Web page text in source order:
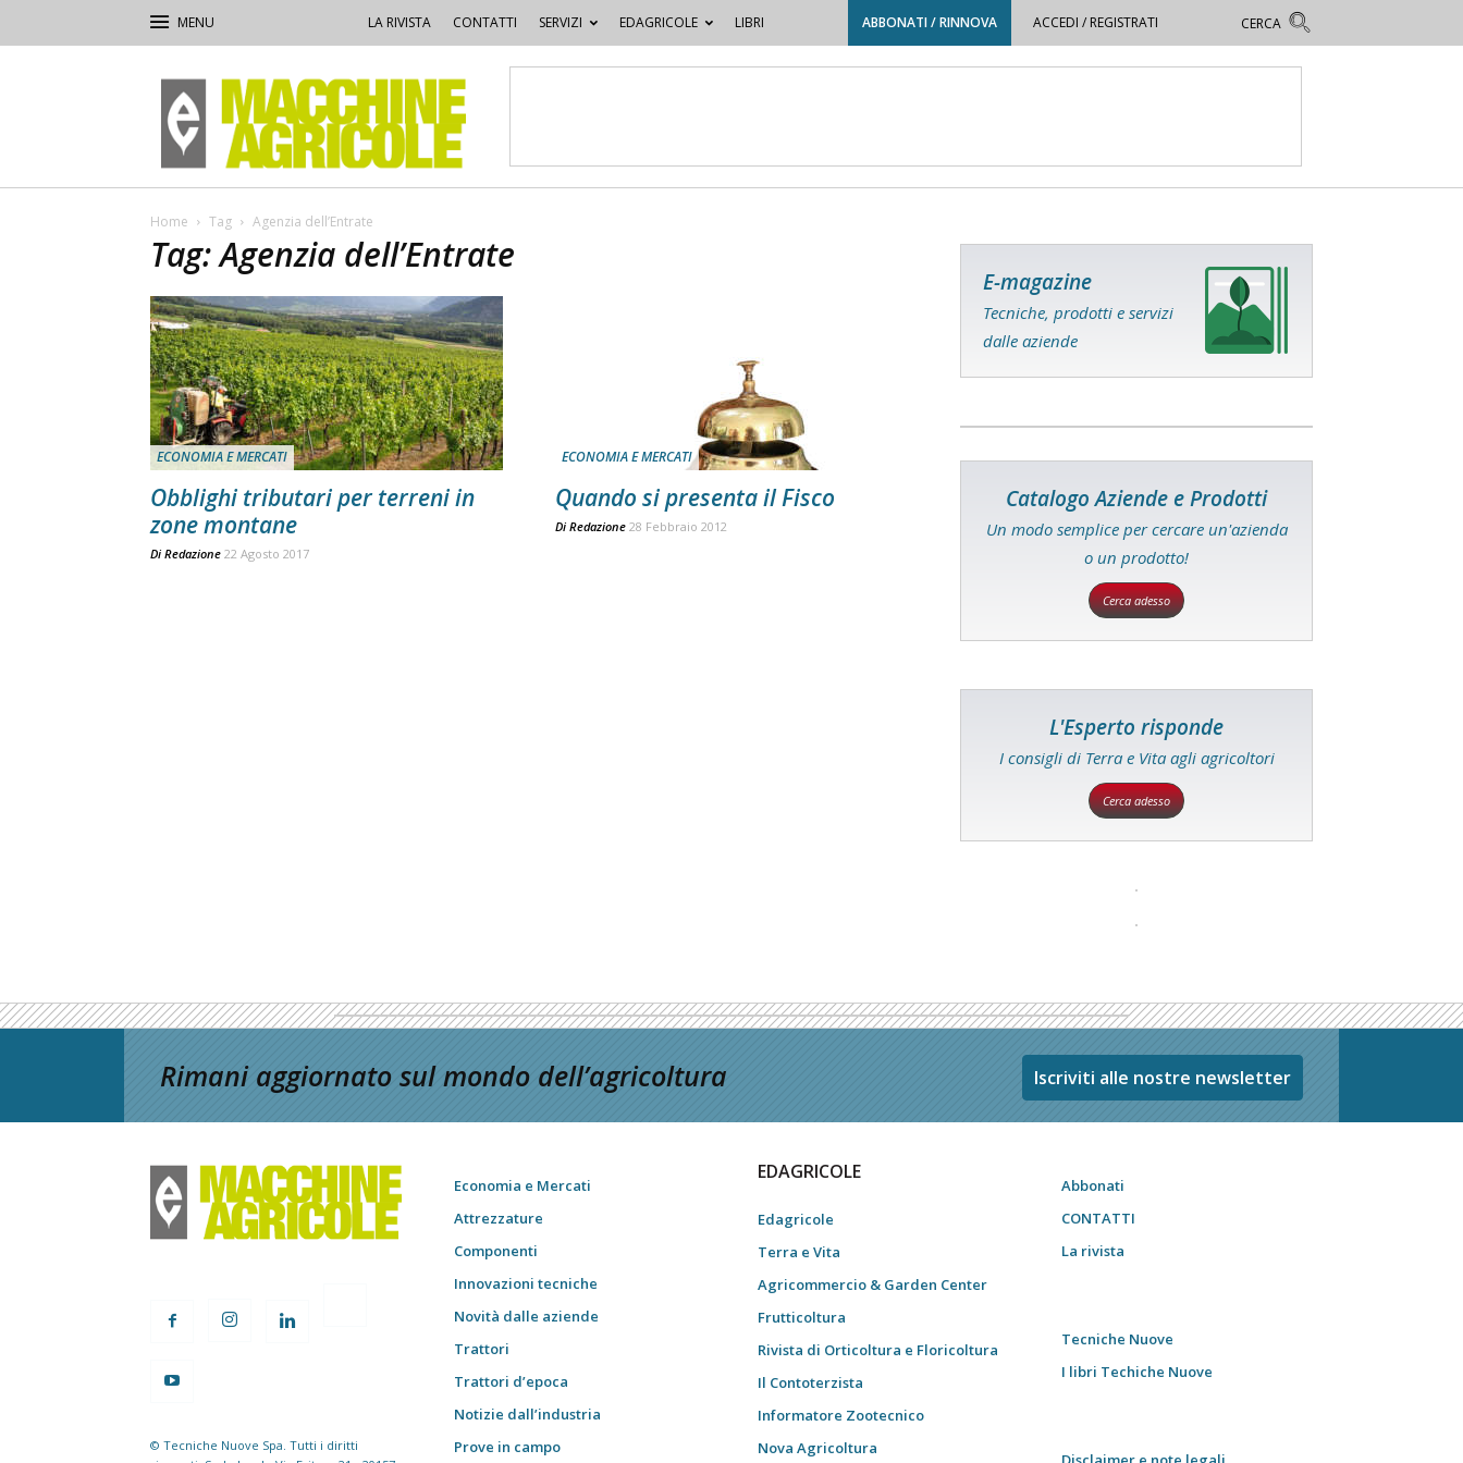
LA RIVISTA CONTATTI SERVIZI EDAGRICOLE LIBRI ABBONATI / RINNOVA ACCEDI / REGISTRATI
Macchine
Agricole
Home Tag Agenzia dell’Entrate
Tag: Agenzia dell’Entrate
ECONOMIA E MERCATI
Obblighi tributari per terreni in
zone montane
Di Redazione 22 Agosto 2017
ECONOMIA E MERCATI
Quando si presenta il Fisco
Di Redazione 28 Febbraio 2012
E-magazine
Tecniche, prodotti e servizi
dalle aziende
Catalogo Aziende e Prodotti
Un modo semplice per cercare un'azienda
o un prodotto!
Cerca adesso
L'Esperto risponde
I consigli di Terra e Vita agli agricoltori
Cerca adesso
Rimani aggiornato sul mondo dell’agricoltura Iscriviti alle nostre newsletter
© Tecniche Nuove Spa. Tutti i diritti
Economia e Mercati
Attrezzature
Componenti
Innovazioni tecniche
Novità dalle aziende
Trattori
Trattori d’epoca
Notizie dall’industria
Prove in campo
EDAGRICOLE
Edagricole
Terra e Vita
Agricommercio & Garden Center
Frutticoltura
Rivista di Orticoltura e Floricoltura
Il Contoterzista
Informatore Zootecnico
Nova Agricoltura
Abbonati
CONTATTI
La rivista
Tecniche Nuove
I libri Techiche Nuove